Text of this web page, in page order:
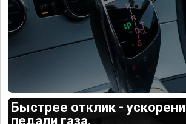
Быстрее отклик -
педали газа.